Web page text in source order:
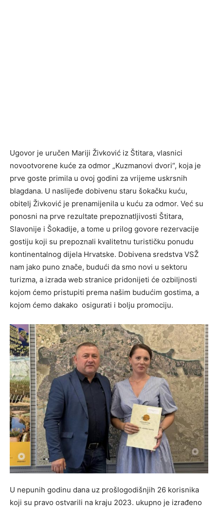
Ugovor je uručen Mariji Živković iz Štitara, vlasnici
novootvorene kuće za odmor „Kuzmanovi dvori“, koja je
prve goste primila u ovoj godini za vrijeme uskrsnih
blagdana. U naslijeđe dobivenu staru šokačku kuću,
obitelj Živković je prenamijenila u kuću za odmor. Već su
ponosni na prve rezultate prepoznatljivosti Štitara,
Slavonije i Šokadije, a tome u prilog govore rezervacije
gostiju koji su prepoznali kvalitetnu turističku ponudu
kontinentalnog dijela Hrvatske. Dobivena sredstva VSŽ
nam jako puno znače, budući da smo novi u sektoru
turizma, a izrada web stranice pridonijeti će ozbiljnosti
kojom ćemo pristupiti prema našim budućim gostima, a
kojom ćemo dakako osigurati i bolju promociju.
U nepunih godinu dana uz prošlogodišnjih 26 korisnika
koji su pravo ostvarili na kraju 2023. ukupno je izrađeno